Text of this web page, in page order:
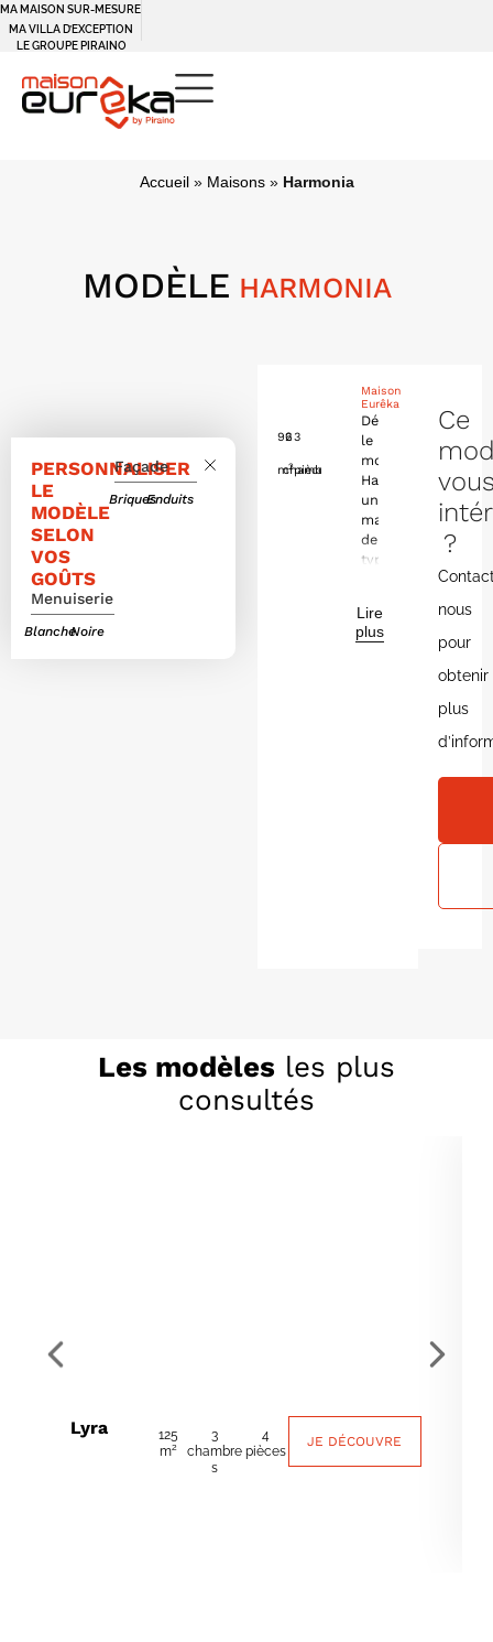
MA MAISON SUR-MESURE
MA VILLA D’EXCEPTION
LE GROUPE PIRAINO
Accueil» Maisons» Harmonia
MODÈLE HARMONIA
PERSONNALISER
LE
MODÈLE
SELON
VOS
GOÛTS
Façade
BriquesEnduits
Menuiserie
BlancheNoire
96
m2
2
chambres
3
pièces
Maison
Eurêka
Découvrez
le
modèle
Harmonia
une
maison
de
type
conçu
pour
Lire
plus
Ce
?
nous
pour
obtenir
plus
Les modèles les plus
consultés
Lyra
125
m2
3
chambre
s
4
pièces
JE DÉCOUVRE